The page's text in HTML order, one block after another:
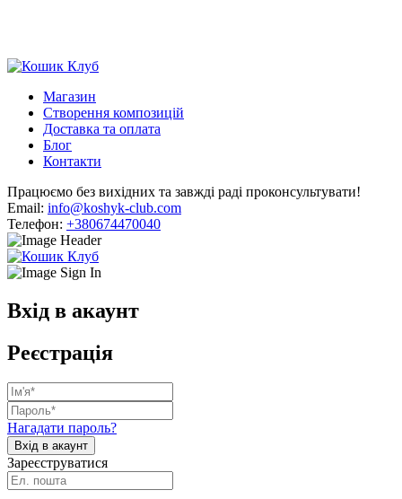
Магазин
Створення композицій
Доставка та оплата
Блог
Контакти
Працюємо без вихідних та завжді раді проконсультувати!
Email: info@koshyk-club.com
Телефон: +380674470040
Вхід в акаунт
Реєстрація
Нагадати пароль?
Зареєструватися